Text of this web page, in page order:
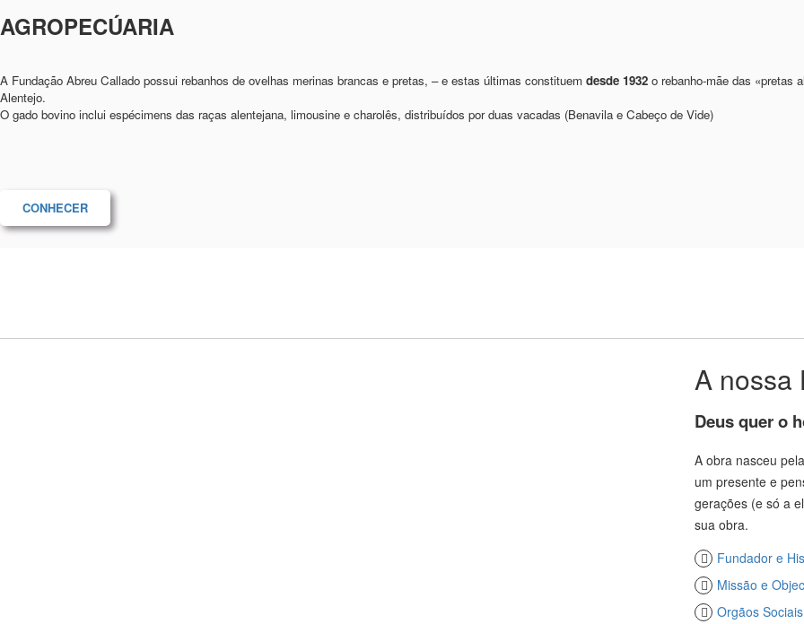
AGROPECÚARIA
A Fundação Abreu Callado possui rebanhos de ovelhas merinas brancas e pretas, – e estas últimas constituem desde 1932 o rebanho-mãe das «pretas
Alentejo.
O gado bovino inclui espécimens das raças alentejana, limousine e charolês, distribuídos por duas vacadas (Benavila e Cabeço de Vide)
CONHECER
A nossa
Deus quer o
A obra nasceu
um presente e
gerações (e só a
sua obra.
Fundador e
Missão e
Orgãos Sociais